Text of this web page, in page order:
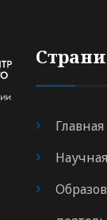
Главная